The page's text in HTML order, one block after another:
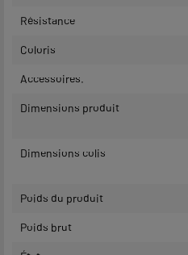
Résistance
Coloris
Accessoires.
Dimensions produit
Dimensions colis
Poids du produit
Poids brut